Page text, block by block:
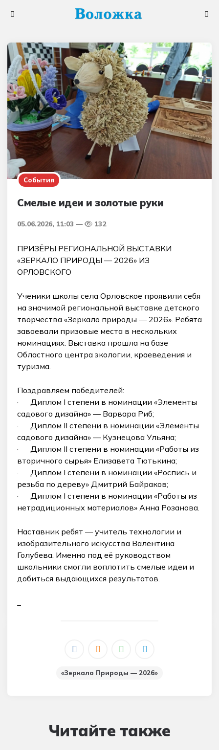
События
Смелые идеи и золотые руки
05.06.2026, 11:03 132
ПРИЗЁРЫ РЕГИОНАЛЬНОЙ ВЫСТАВКИ
«ЗЕРКАЛО ПРИРОДЫ — 2026» ИЗ
ОРЛОВСКОГО
Ученики школы села Орловское проявили себя
на значимой региональной выставке детского
творчества «Зеркало природы — 2026». Ребята
завоевали призовые места в нескольких
номинациях. Выставка прошла на базе
Областного центра экологии, краеведения и
туризма.
Поздравляем победителей:
· Диплом I степени в номинации «Элементы
садового дизайна» — Варвара Риб;
· Диплом II степени в номинации «Элементы
садового дизайна» — Кузнецова Ульяна;
· Диплом II степени в номинации «Работы из
вторичного сырья» Елизавета Тютькина;
· Диплом I степени в номинации «Роспись и
резьба по дереву» Дмитрий Байраков;
· Диплом I степени в номинации «Работы из
нетрадиционных материалов» Анна Розанова.
Наставник ребят — учитель технологии и
изобразительного искусства Валентина
Голубева. Именно под её руководством
школьники смогли воплотить смелые идеи и
добиться выдающихся результатов.
«Зеркало Природы — 2026»
Читайте также